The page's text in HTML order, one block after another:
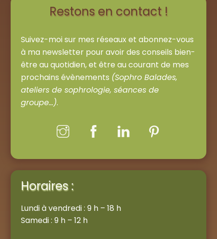
Restons en contact !
Suivez-moi sur mes réseaux et abonnez-vous
à ma newsletter pour avoir des conseils bien-
être au quotidien, et être au courant de mes
prochains évènements (Sophro Balades,
ateliers de sophrologie, séances de
groupe…).
Horaires :
Lundi à vendredi : 9 h – 18 h
Samedi : 9 h – 12 h